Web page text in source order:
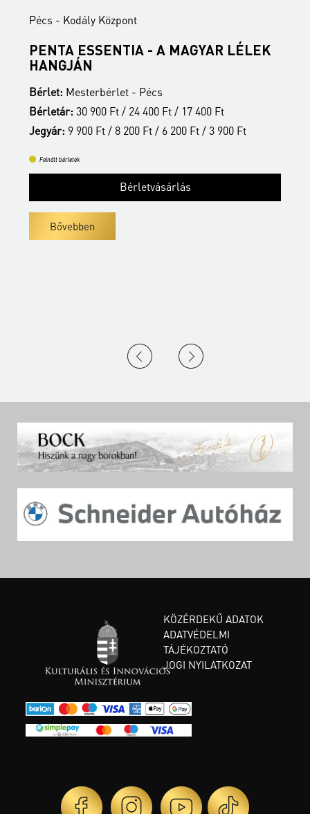
Pécs - Kodály Központ
PENTA ESSENTIA - A MAGYAR LÉLEK
HANGJÁN
Bérlet: Mesterbérlet - Pécs
Bérletár: 30 900 Ft / 24 400 Ft / 17 400 Ft
Jegyár: 9 900 Ft / 8 200 Ft / 6 200 Ft / 3 900 Ft
Felnőtt bérletek
Bérletvásárlás
Bővebben
KÖZÉRDEKŰ ADATOK
ADATVÉDELMI
TÁJÉKOZTATÓ
JOGI NYILATKOZAT